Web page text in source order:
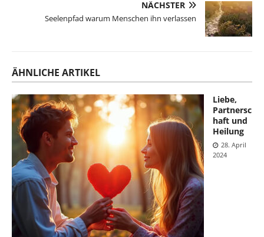
NÄCHSTER
Seelenpfad warum Menschen ihn verlassen
ÄHNLICHE ARTIKEL
Liebe,
Partnersc
haft und
Heilung
28. April
2024